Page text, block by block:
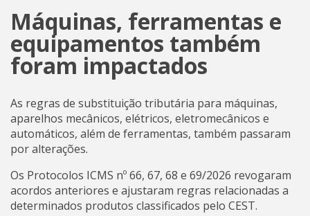
Máquinas, ferramentas e
equipamentos também
foram impactados
As regras de substituição tributária para máquinas,
aparelhos mecânicos, elétricos, eletromecânicos e
automáticos, além de ferramentas, também passaram
por alterações.
Os Protocolos ICMS nº 66, 67, 68 e 69/2026 revogaram
acordos anteriores e ajustaram regras relacionadas a
determinados produtos classificados pelo CEST.